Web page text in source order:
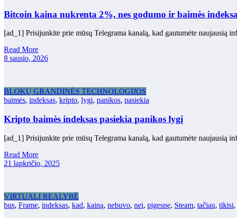
Bitcoin kaina nukrenta 2%, nes godumo ir baimės
[ad_1] Prisijunkite prie mūsų Telegrama kanalą, kad gautumėte naujausią
Read More
8 sausio, 2026
BLOKŲ GRANDINĖS TECHNOLOGIJOS
baimės, indeksas, kripto, lygį, panikos, pasiekia
Kripto baimės indeksas pasiekia panikos lygį
[ad_1] Prisijunkite prie mūsų Telegrama kanalą, kad gautumėte naujausią
Read More
21 lapkričio, 2025
VIRTUALI REALYBĖ
bus, Frame, indeksas, kad, kainą, nebuvo, nei, pigesnę, Steam, tačiau, tikisi,